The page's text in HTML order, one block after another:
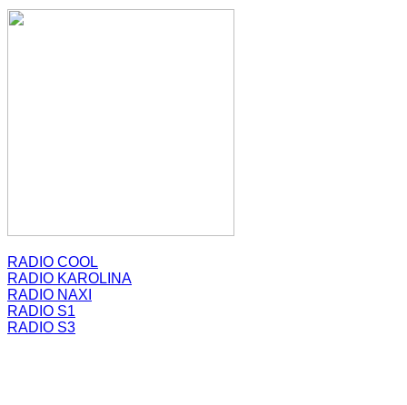
RADIO COOL
RADIO KAROLINA
RADIO NAXI
RADIO S1
RADIO S3